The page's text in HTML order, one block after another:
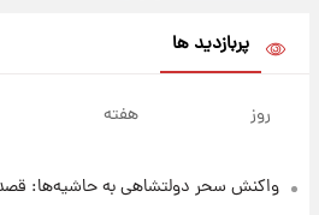
قیمت سکه و طلا
۲۱ ساعت پیش
پربازدید ها
روز هفته
واکنش سحر دولتشاهی به حاشیه‌ها: قصد